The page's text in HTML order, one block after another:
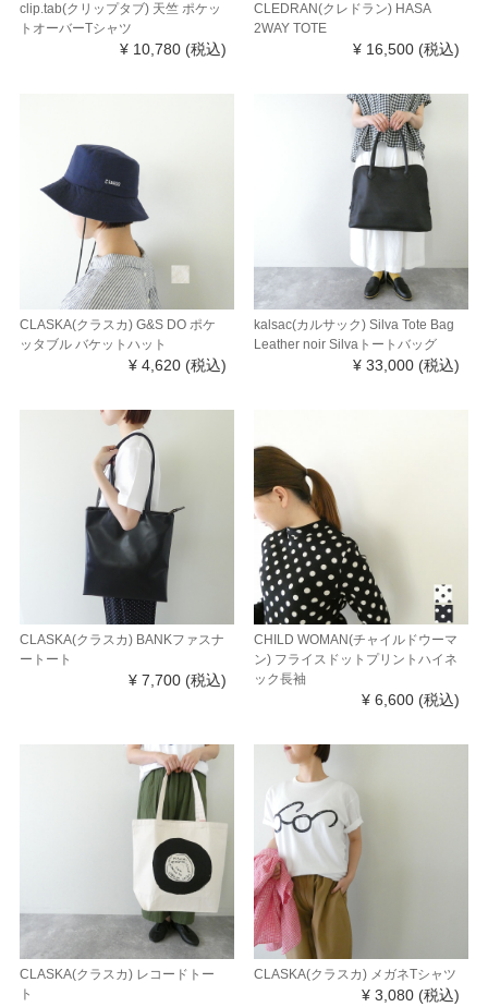
clip.tab(クリップタブ) 天竺 ポケッ
トオーバーTシャツ
¥ 10,780 (税込)
CLEDRAN(クレドラン) HASA
2WAY TOTE
¥ 16,500 (税込)
CLASKA(クラスカ) G&S DO ポケ
ッタブル バケットハット
¥ 4,620 (税込)
kalsac(カルサック) Silva Tote Bag
Leather noir Silvaトートバッグ
¥ 33,000 (税込)
CLASKA(クラスカ) BANKファスナ
ートート
¥ 7,700 (税込)
CHILD WOMAN(チャイルドウーマ
ン) フライスドットプリントハイネ
ック長袖
¥ 6,600 (税込)
CLASKA(クラスカ) レコードトー
ト
CLASKA(クラスカ) メガネTシャツ
¥ 3,080 (税込)